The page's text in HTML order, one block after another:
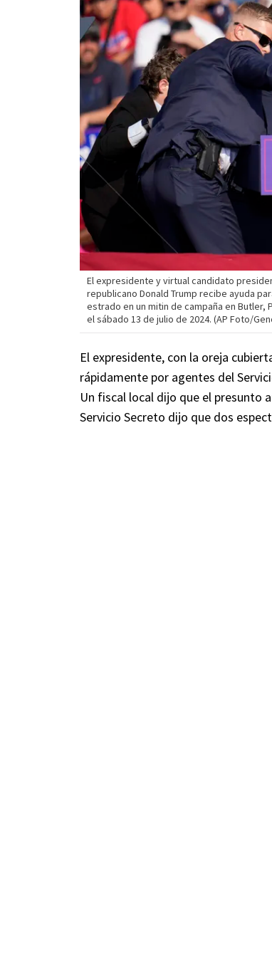
El expresidente y virtual candidato
republicano Donald Trump recibe ayuda
estrado en un mitin de campaña en Butler,
el sábado 13 de julio de 2024. (AP Foto/
El expresidente, con la oreja
rápidamente por agentes del
Un fiscal local dijo que el presunto
Servicio Secreto dijo que dos